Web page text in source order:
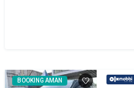
BOOKING AMAN